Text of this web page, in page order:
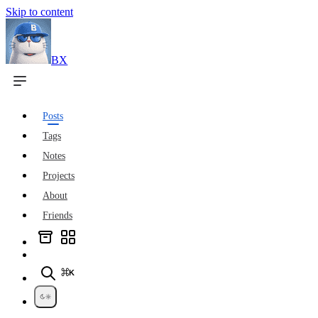
Skip to content
BX
Posts
Tags
Notes
Projects
About
Friends
⌘K